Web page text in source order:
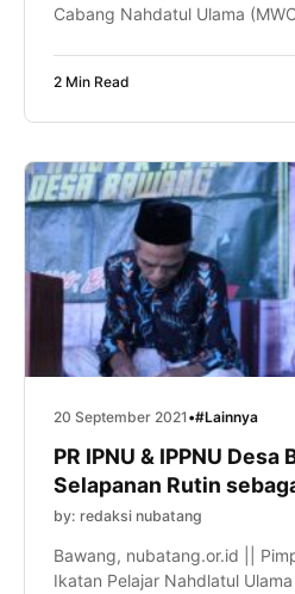
Cabang Nahdatul Ulama
Sempu Kecamatan Limpung,
Lembaga Ta’mir Masjid […]
2 Min Read
20 September 2021 •#Lainnya
PR IPNU & IPPNU Desa
Selapanan Rutin
by: redaksi nubatang
Bawang, nubatang.or.id ||
Ikatan Pelajar Nahdlatul